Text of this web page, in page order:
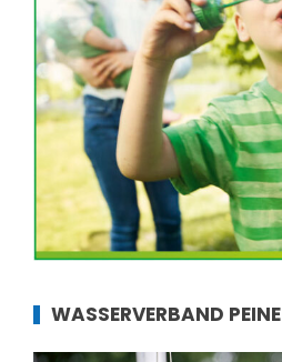
WASSERVERBAND PEINE